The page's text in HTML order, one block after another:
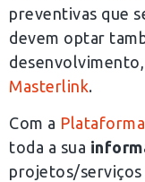
preventivas que
devem optar
Masterlink.
Com a
toda a sua
projetos/